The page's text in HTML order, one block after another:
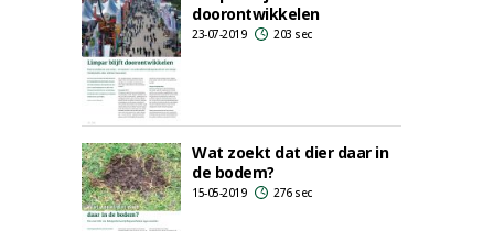
doorontwikkelen
23-07-2019 203 sec
Wat zoekt dat dier daar in
de bodem?
15-05-2019 276 sec